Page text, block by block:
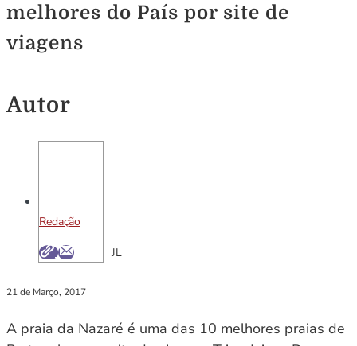
melhores do País por site de
viagens
Autor
Redação
JL
21 de Março, 2017
A praia da Nazaré é uma das 10 melhores praias de